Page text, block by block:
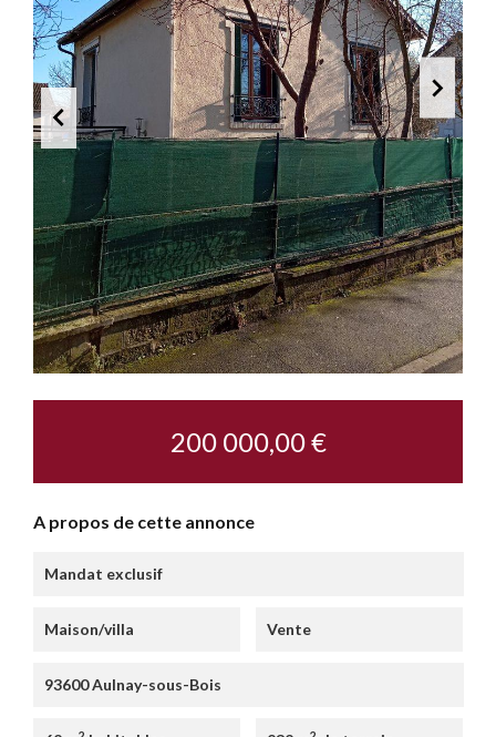
200 000,00 €
A propos de cette annonce
Mandat exclusif
Maison/villa Vente
93600 Aulnay-sous-Bois